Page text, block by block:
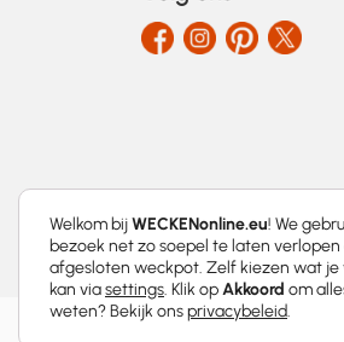
Welkom bijWECKENonline.eu! We
bezoek net zo soepel te laten verlopen
afgesloten weckpot. Zelf kiezen wat je
kan viasettings. Klik opAkkoord om
weten? Bekijk onsprivacybeleid.